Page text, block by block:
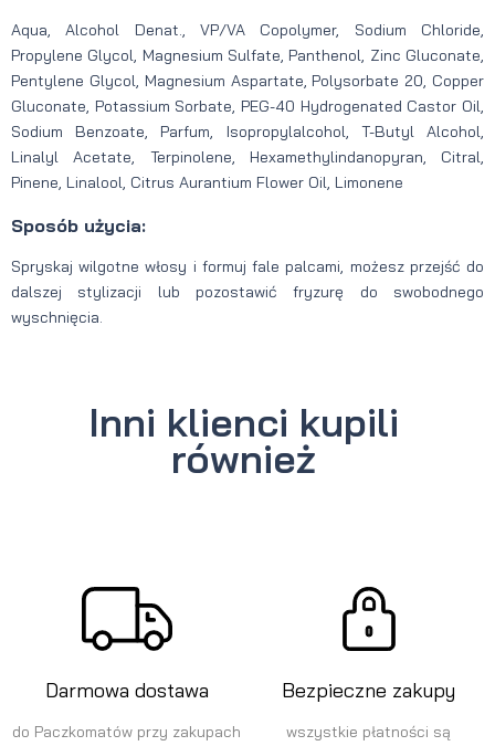
Aqua, Alcohol Denat., VP/VA Copolymer, Sodium Chloride,
Propylene Glycol, Magnesium Sulfate, Panthenol, Zinc Gluconate,
Pentylene Glycol, Magnesium Aspartate, Polysorbate 20, Copper
Gluconate, Potassium Sorbate, PEG-40 Hydrogenated Castor Oil,
Sodium Benzoate, Parfum, Isopropylalcohol, T-Butyl Alcohol,
Linalyl Acetate, Terpinolene, Hexamethylindanopyran, Citral,
Pinene, Linalool, Citrus Aurantium Flower Oil, Limonene
Sposób użycia:
Spryskaj wilgotne włosy i formuj fale palcami, możesz przejść do
dalszej stylizacji lub pozostawić fryzurę do swobodnego
wyschnięcia.
Inni klienci kupili
również
Darmowa dostawa
do Paczkomatów przy zakupach
Bezpieczne zakupy
wszystkie płatności są